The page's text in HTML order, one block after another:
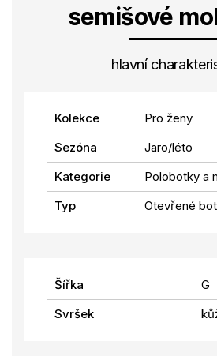
semišové
hlavní
Kolekce
Pro ženy
Sezóna
Jaro/léto
Kategorie
Polobotky a
Typ
Otevřené
Šířka
G
Svršek